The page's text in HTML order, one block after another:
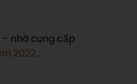
- nhà cung cấp
2022 .